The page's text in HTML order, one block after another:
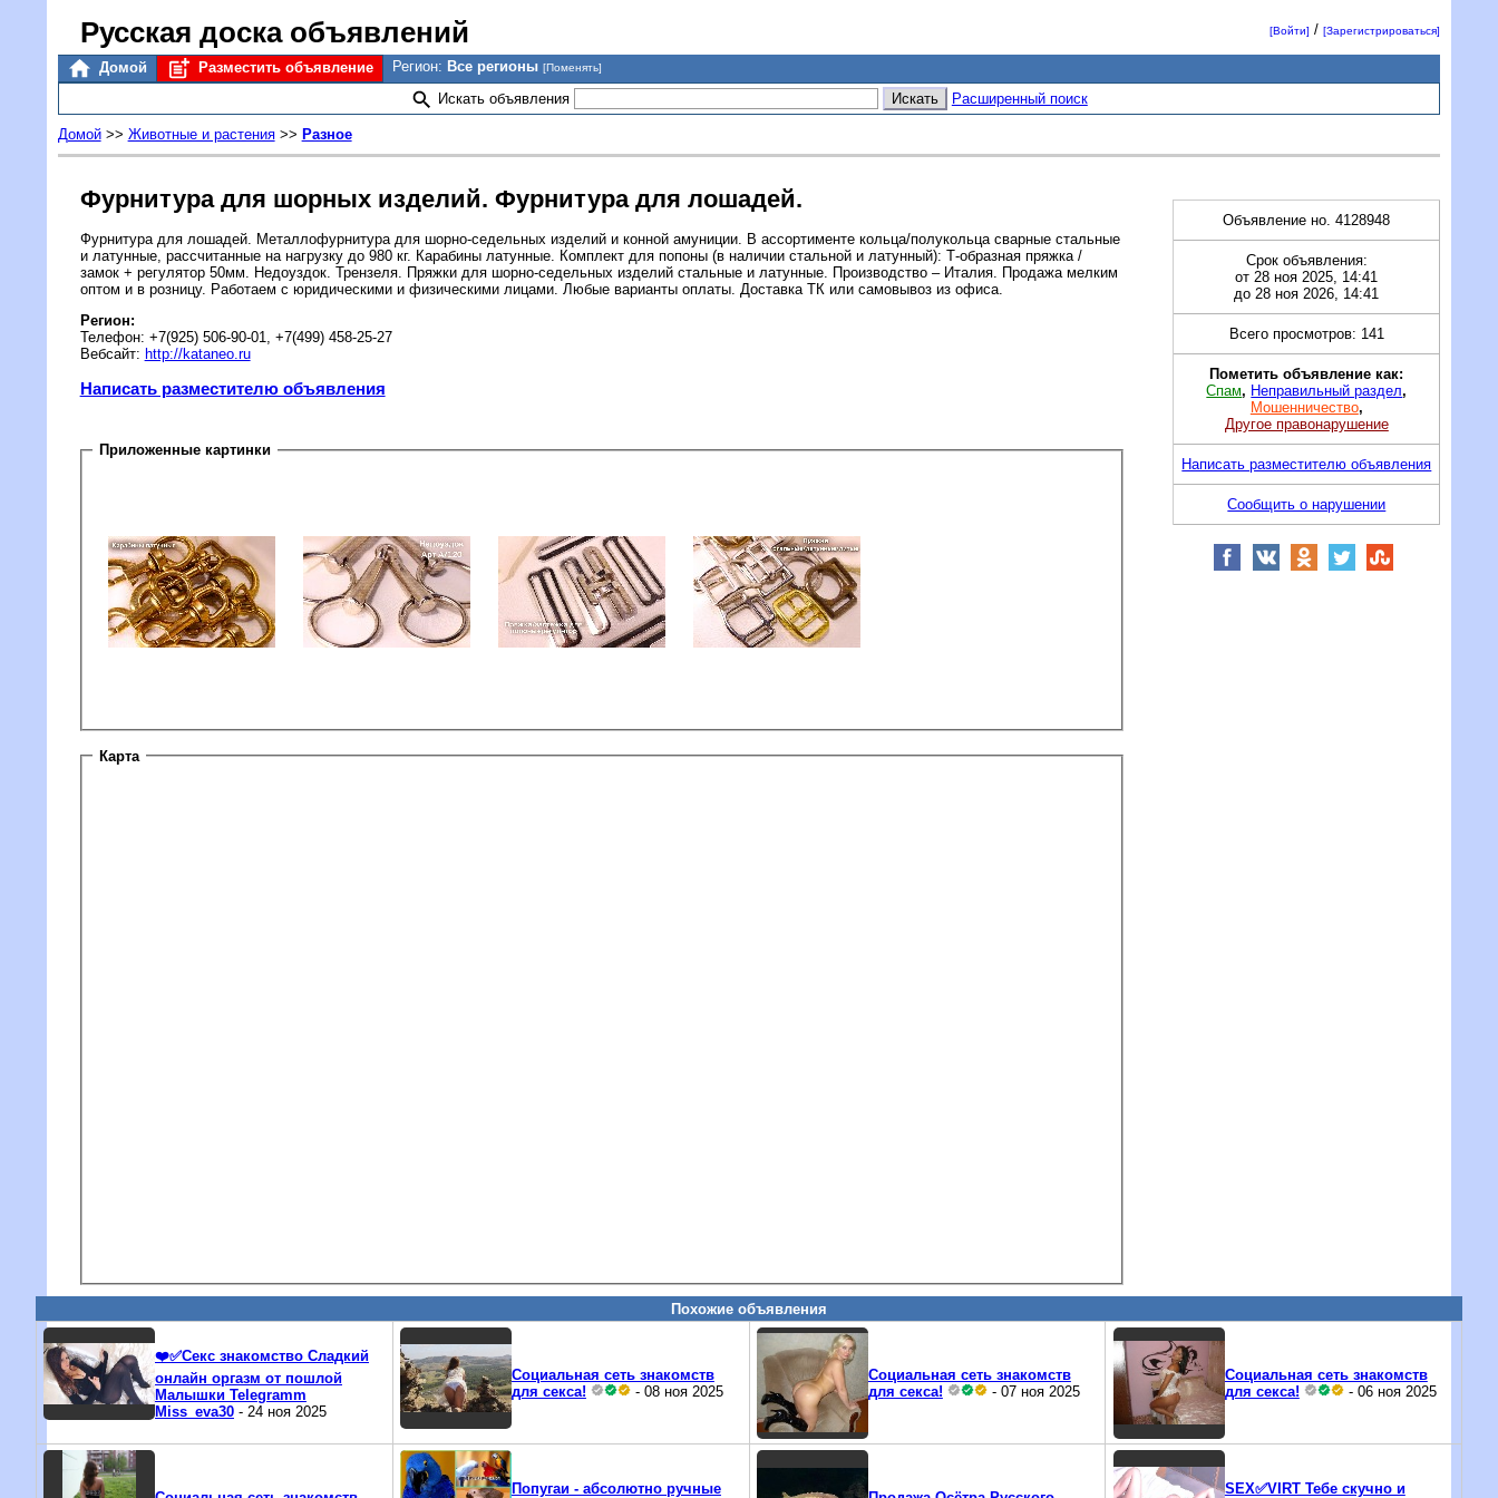
Русская доска объявлений [Войти] /[Зарегистрироваться]
Домой Разместить объявление Регион: Все регионы [Поменять]
Искать объявления Расширенный поиск
Домой>> Животные и растения>> Разное
Фурнитура для шорных изделий. Фурнитура для лошадей.
Фурнитура для лошадей. Металлофурнитура для шорно-седельных изделий и конной амуниции. В ассортименте кольца/полукольца сварные стальные
и латунные, рассчитанные на нагрузку до 980 кг. Карабины латунные. Комплект для попоны (в наличии стальной и латунный): Т-образная пряжка /
замок + регулятор 50мм. Недоуздок. Трензеля. Пряжки для шорно-седельных изделий стальные и латунные. Производство – Италия. Продажа мелким
оптом и в розницу. Работаем с юридическими и физическими лицами. Любые варианты оплаты. Доставка ТК или самовывоз из офиса.
Регион:
Телефон: +7(925) 506-90-01, +7(499) 458-25-27
Вебсайт: http://kataneo.ru
Написать разместителю объявления
Приложенные картинки
Карта
Объявление но. 4128948
Срок объявления:
от 28 ноя 2025, 14:41
до 28 ноя 2026, 14:41
Всего просмотров: 141
Пометить объявление как:
Спам, Неправильный раздел,
Мошенничество,
Другое правонарушение
Написать разместителю объявления
Сообщить о нарушении
Похожие объявления
❤️✅Секс знакомство Сладкий
онлайн оргазм от пошлой
Малышки Telegramm
Miss_eva30- 24 ноя 2025
Социальная сеть знакомств
для секса!
- 08 ноя 2025
Социальная сеть знакомств
для секса!
- 07 ноя 2025
Социальная сеть знакомств
для секса!
- 06 ноя 2025
Попугаи - абсолютно ручные
SEX✅VIRT Тебе скучно и